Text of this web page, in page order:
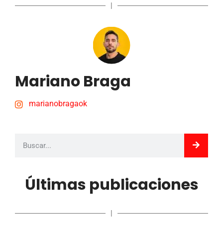
|
Mariano Braga
marianobragaok
Últimas publicaciones
|